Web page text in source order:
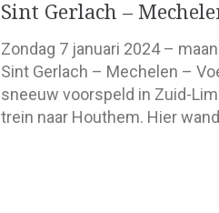
Sint Gerlach –
Zondag 7 januari 2024 –
Sint Gerlach – Mechelen –
sneeuw voorspeld in Zuid-
trein naar Houthem. Hier